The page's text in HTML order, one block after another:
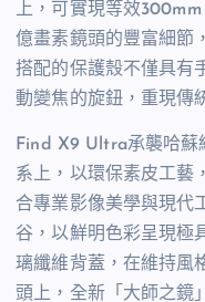
上，可實現等效
億畫素鏡頭的豐富細節
搭配的保護殼不僅具有
動變焦的旋鈕，重現傳
Find X9 Ultra承襲哈蘇
系上，以環保素皮工藝
合專業影像美學與現代
谷，以鮮明色彩呈現極
璃纖維背蓋，在維持風
頭上，全新「大師之鏡